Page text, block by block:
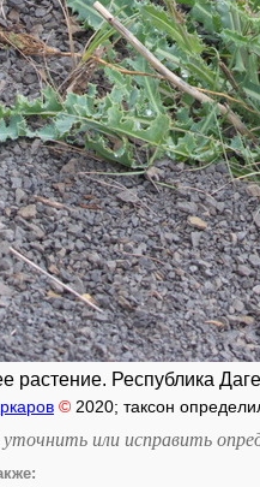
растение. Республика
© 2020; таксон
или исправить